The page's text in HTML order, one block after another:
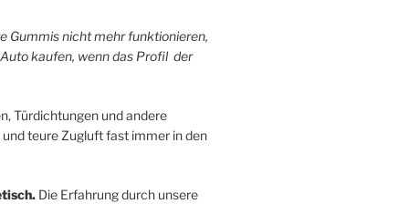
Gummis nicht mehr funktionieren,
kaufen, wenn das Profil der
Türdichtungen und andere
teure Zugluft fast immer in den
Die Erfahrung durch unsere